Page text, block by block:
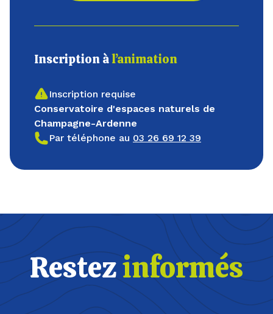
Inscription àl’animation
Inscription requise
Conservatoire d'espaces naturels de
Champagne-Ardenne
Par téléphone au 03 26 69 12 39
Restezinformés